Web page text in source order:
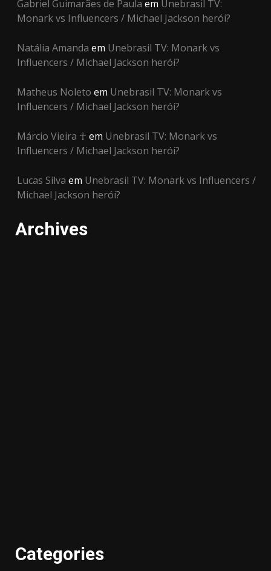
Gabriel Guimarães de Paula em Unebrasil TV:
Monark vs Influencers / Michael Jackson herói?
Natália Amanda em Unebrasil TV: Monark vs
Influencers / Michael Jackson herói?
Matheus Noleto em Unebrasil TV: Monark vs
Influencers / Michael Jackson herói?
Márcio Vieira ☥ em Unebrasil TV: Monark vs
Influencers / Michael Jackson herói?
Lucas Silva em Unebrasil TV: Monark vs Influencers /
Michael Jackson herói?
Archives
Categories